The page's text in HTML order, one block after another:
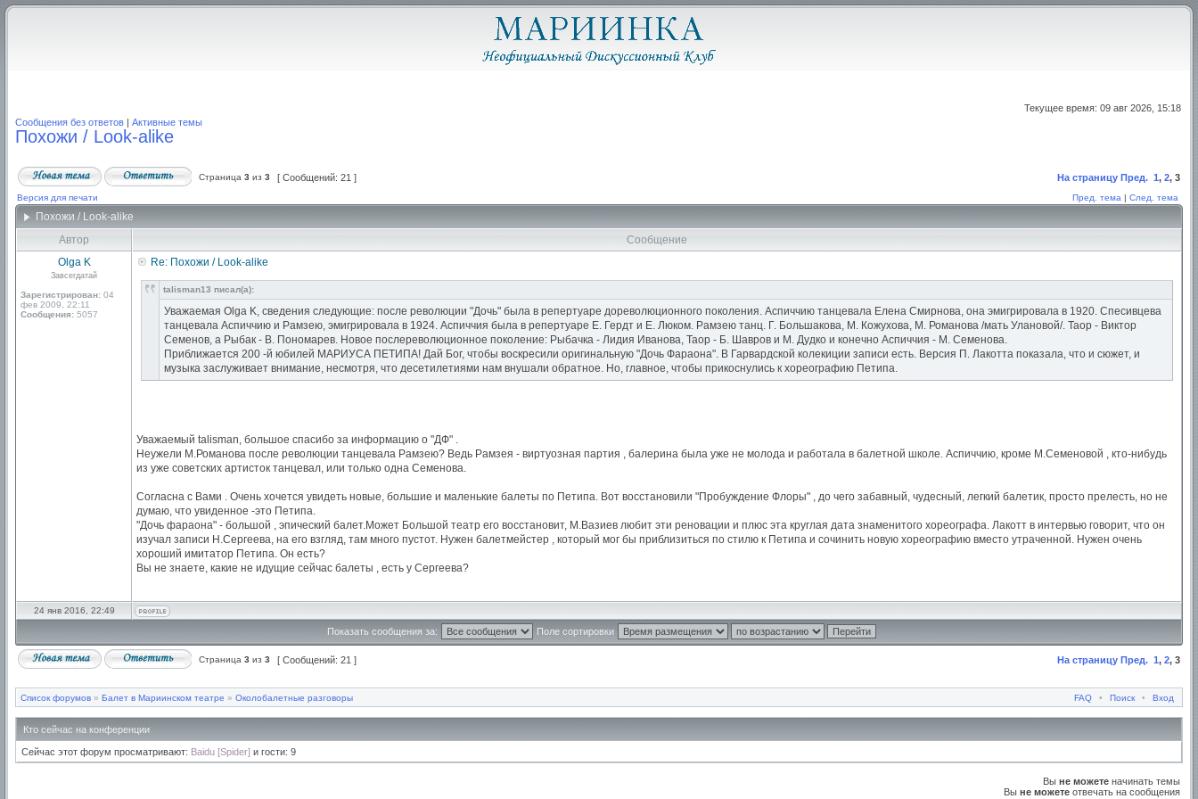
Текущее время: 09 авг 2026, 15:18
Сообщения без ответов | Активные темы
Похожи / Look-alike
Страница 3 из 3 [ Сообщений: 21 ] На страницу Пред. 1, 2, 3
Версия для печати Пред. тема | След. тема
Похожи / Look-alike
Автор
Сообщение
Olga K
Завсегдатай
Зарегистрирован: 04
фев 2009, 22:11
Сообщения: 5057
Re: Похожи / Look-alike
talisman13 писал(а):
Уважаемая Olga K, сведения следующие: после революции "Дочь" была в репертуаре дореволюционного поколения. Аспиччию танцевала Елена Смирнова, она эмигрировала в 1920. Спесивцева
танцевала Аспиччию и Рамзею, эмигрировала в 1924. Аспиччия была в репертуаре Е. Гердт и Е. Люком. Рамзею танц. Г. Большакова, М. Кожухова, М. Романова /мать Улановой/. Таор - Виктор
Семенов, а Рыбак - В. Пономарев. Новое послереволюционное поколение: Рыбачка - Лидия Иванова, Таор - Б. Шавров и М. Дудко и конечно Аспиччия - М. Семенова.
Приближается 200 -й юбилей МАРИУСА ПЕТИПА! Дай Бог, чтобы воскресили оригинальную "Дочь Фараона". В Гарвардской колекиции записи есть. Версия П. Лакотта показала, что и сюжет, и
музыка заслуживает внимание, несмотря, что десетилетиями нам внушали обратное. Но, главное, чтобы прикоснулись к хореографию Петипа.
Уважаемый talisman, большое спасибо за информацию о "ДФ" .
Неужели М.Романова после революции танцевала Рамзею? Ведь Рамзея - виртуозная партия , балерина была уже не молода и работала в балетной школе. Аспиччию, кроме М.Семеновой , кто-нибудь
из уже советских артисток танцевал, или только одна Семенова.
Согласна с Вами . Очень хочется увидеть новые, большие и маленькие балеты по Петипа. Вот восстановили "Пробуждение Флоры" , до чего забавный, чудесный, легкий балетик, просто прелесть, но не
думаю, что увиденное -это Петипа.
"Дочь фараона" - большой , эпический балет.Может Большой театр его восстановит, М.Вазиев любит эти реновации и плюс эта круглая дата знаменитого хореографа. Лакотт в интервью говорит, что он
изучал записи Н.Сергеева, на его взгляд, там много пустот. Нужен балетмейстер , который мог бы приблизиться по стилю к Петипа и сочинить новую хореографию вместо утраченной. Нужен очень
хороший имитатор Петипа. Он есть?
Вы не знаете, какие не идущие сейчас балеты , есть у Сергеева?
24 янв 2016, 22:49
Показать сообщения за: Поле сортировки
Страница 3 из 3 [ Сообщений: 21 ] На страницу Пред. 1, 2, 3
Список форумов » Балет в Мариинском театре » Околобалетные разговоры FAQ • Поиск • Вход
Кто сейчас на конференции
Сейчас этот форум просматривают: Baidu [Spider] и гости: 9
Вы не можете начинать темы
Вы не можете отвечать на сообщения